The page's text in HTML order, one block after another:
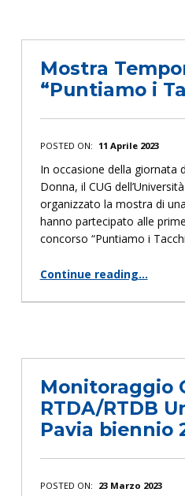
Mostra
“Puntiamo i
POSTED ON: 11 Aprile 2023
In occasione della giornata
Donna, il CUG
organizzato la mostra di
hanno partecipato alle
concorso “Puntiamo i
Continue reading…
Monitoraggio
RTDA/RTDB
Pavia biennio
POSTED ON: 23 Marzo 2023